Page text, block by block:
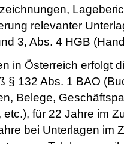
relevanter
3, Abs. 4 HGB
in Österreich erfolgt
§ 132 Abs. 1 BAO
Belege,
für 22 Jahre im
bei Unterlagen im